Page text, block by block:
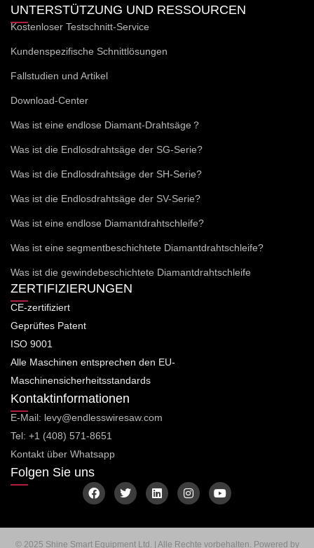
UNTERSTÜTZUNG UND RESSOURCEN
Kostenloser Testschnitt-Service
Kundenspezifische Schnittlösungen
Fallstudien und Artikel
Download-Center
Was ist eine endlose Diamant-Drahtsäge？
Was ist die Endlosdrahtsäge der SG-Serie?
Was ist die Endlosdrahtsäge der SH-Serie?
Was ist die Endlosdrahtsäge der SV-Serie?
Was ist eine endlose Diamantdrahtschleife?
Was ist eine segmentbeschichtete Diamantdrahtschleife?
Was ist die gewindebeschichtete Diamantdrahtschleife
ZERTIFIZIERUNGEN
CE-zertifiziert
Geprüftes Patent
ISO 9001
Alle Maschinen entsprechen den EU-
Maschinensicherheitsstandards
Kontaktinformationen
E-Mail: levy@endlesswiresaw.com
Tel: +1 (408) 571-8651
Kontakt über Whatsapp
Folgen Sie uns
F
a
b
o
T
w
t
e
L
i
e
d
I
n
a
g
Y
o
u
b
© 2025 Shine Smart Equipment Ltd. | Alle Rechte vorbehalten. Powered by